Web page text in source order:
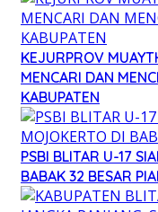
KEJURPROV
MENCARI DAN
KABUPATEN
PSBI BLITAR U-17
BABAK 32 BESAR